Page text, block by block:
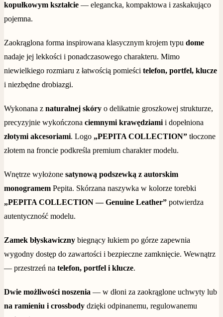
kopułkowym kształcie — elegancka, kompaktowa i zaskakująco
pojemna.
Zaokrąglona forma inspirowana klasycznym krojem typu dome
nadaje jej lekkości i ponadczasowego charakteru. Mimo
niewielkiego rozmiaru z łatwością pomieści telefon, portfel, klucze
i niezbędne drobiazgi.
Wykonana z naturalnej skóry o delikatnie groszkowej strukturze,
precyzyjnie wykończona ciemnymi krawędziami i dopełniona
złotymi akcesoriami. Logo „PEPITA COLLECTION” tłoczone
złotem na froncie podkreśla premium charakter modelu.
Wnętrze wyłożone satynową podszewką z autorskim
monogramem Pepita. Skórzana naszywka w kolorze torebki
„PEPITA COLLECTION — Genuine Leather” potwierdza
autentyczność modelu.
Zamek błyskawiczny biegnący łukiem po górze zapewnia
wygodny dostęp do zawartości i bezpieczne zamknięcie. Wewnątrz
— przestrzeń na telefon, portfel i klucze.
Dwie możliwości noszenia — w dłoni za zaokrąglone uchwyty lub
na ramieniu i crossbody dzięki odpinanemu, regulowanemu